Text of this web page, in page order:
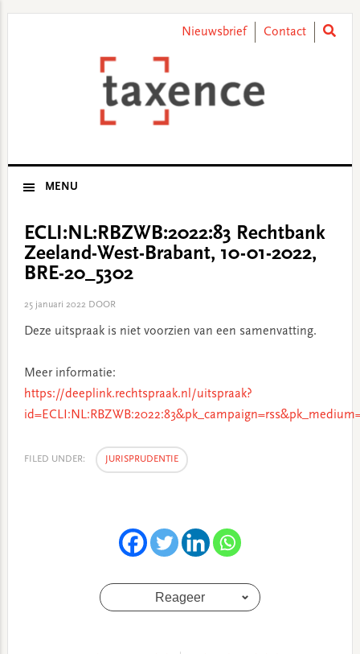
Nieuwsbrief Contact
MENU
ECLI:NL:RBZWB:2022:83 Rechtbank
Zeeland-West-Brabant, 10-01-2022,
BRE-20_5302
25 januari 2022DOOR
Deze uitspraak is niet voorzien van een samenvatting.
Meer informatie:
https://deeplink.rechtspraak.nl/uitspraak?
FILED UNDER: JURISPRUDENTIE
Reageer